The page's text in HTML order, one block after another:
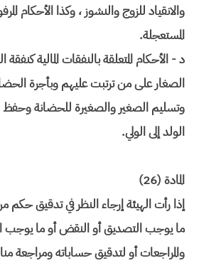
والانقياد للزوج والنشوز ، وكذا الأحكام
المستعجلة.
د - الأحكام المتعلقة بالنفقات المالية
الصغار على من ترتبت عليهم وبأجرة
وتسليم الصغير والصغيرة للحضانة وحفظ
الولد إلى الولي.
المادة (26)
إذا رأت الهيئة إرجاء النظر في تدقيق
ما يوجب التصديق أو النقض أو ما يوجب
والمراجعات أو لتدقيق حساباته ومراجعة